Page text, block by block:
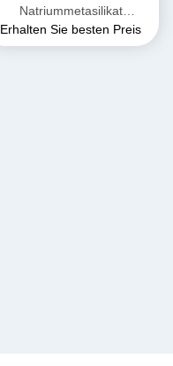
Natriummetasilikat
Nonhydrat Weiß und frei
fließend Granulat Pulver
Erhalten Sie besten Preis